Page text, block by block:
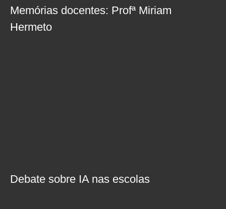
Memórias docentes: Profª Miriam
Hermeto
Debate sobre IA nas escolas